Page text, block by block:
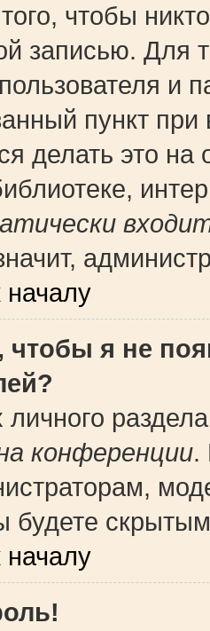
чтобы
записью. Для
и
пункт
делать это
началу
чтобы я не
личного
конференции.
будете
началу